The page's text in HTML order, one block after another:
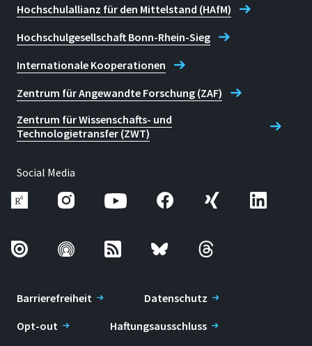
Hochschulallianz für den Mittelstand (HAfM)
Hochschulgesellschaft Bonn-Rhein-Sieg
Internationale Kooperationen
Zentrum für Angewandte Forschung (ZAF)
Zentrum für Wissenschafts- und
Technologietransfer (ZWT)
Social Media
Barrierefreiheit
Datenschutz
Opt-out
Haftungsausschluss